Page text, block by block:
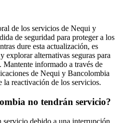
de los servicios de Nequi y
de seguridad para proteger a los
dure esta actualización, es
explorar alternativas seguras para
Mantente informado a través de
de Nequi y Bancolombia
la reactivación de los servicios.
no tendrán servicio?
debido a una interrupción